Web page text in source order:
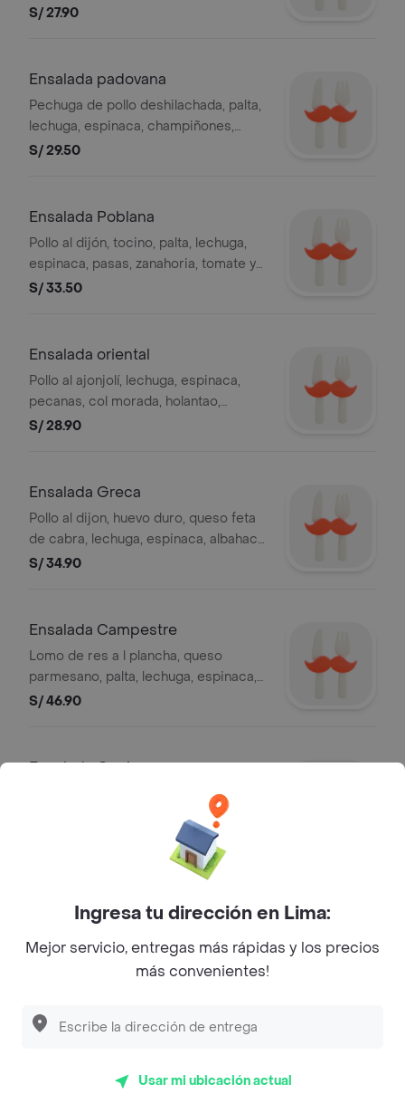
pasas, pecanas y apio. (aliño sugerido:
S/ 27.90
Ensalada padovana
Pechuga de pollo deshilachada, palta,
lechuga, espinaca, champiñones,
alcachofa y espárragos. (aliño
S/ 29.50
Ensalada Poblana
Pollo al dijón, tocino, palta, lechuga,
espinaca, pasas, zanahoria, tomate y
fideos crocantes. (aliño sugerido:
S/ 33.50
Ensalada oriental
Pollo al ajonjolí, lechuga, espinaca,
pecanas, col morada, holantao,
frejolito chino, zanahoria, pimiento
S/ 28.90
Ensalada Greca
Pollo al dijon, huevo duro, queso feta
de cabra, lechuga, espinaca, albahaca,
aceitunas verdes y botija, alcachofa,
caesar's).
S/ 34.90
Ensalada Campestre
Lomo de res a l plancha, queso
parmesano, palta, lechuga, espinaca,
cebolla blanca, tomate y pimiento
S/ 46.90
Ensalada Capi
Salmón ahumado, palta, lechuga,
espinaca, palmitos, zanahoria y
pimiento morrón. (aliño sugerido:
Arma Tu Ensalada
tostada).
Bowls
Ingresa tu dirección en Lima:
Mejor servicio, entregas más rápidas y los precios
más convenientes!
Usar mi ubicación actual